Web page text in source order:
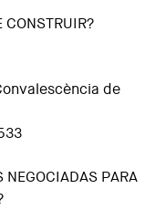
CONSTRUIR?
de
NEGOCIADAS PARA